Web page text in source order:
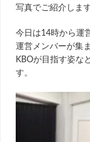
写真でご紹介します
今日は14時から運
運営メンバーが集
KBOが目指す姿な
す。